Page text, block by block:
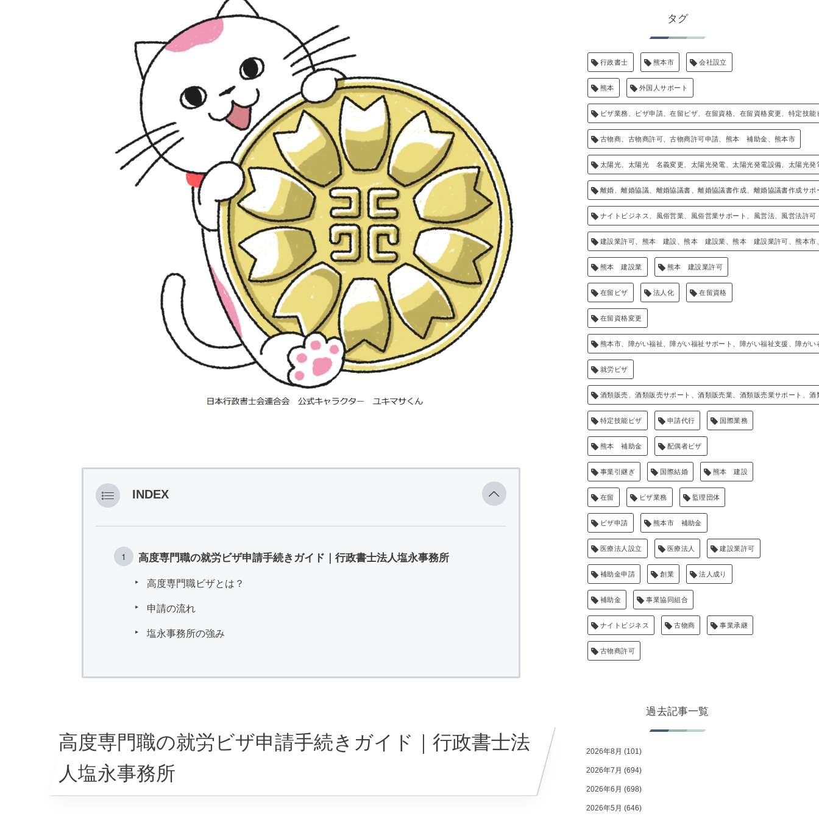
INDEX
高度専門職の就労ビザ申請手続きガイド｜行政書士法人塩永事務所
高度専門職ビザとは？
申請の流れ
塩永事務所の強み
高度専門職の就労ビザ申請手続きガイド｜行政書士法
人塩永事務所
タグ
行政書士 熊本市 会社設立
熊本 外国人サポート
ビザ業務、ビザ申請、在留ビザ、在留資格、在留資格変更、特定技能
古物商、古物商許可、古物商許可申請、熊本 補助金、熊本市
太陽光、太陽光 名義変更、太陽光発電、太陽光発電設備、太陽光
離婚、離婚協議、離婚協議書、離婚協議書作成、離婚協議書作成サポ
ナイトビジネス、風俗営業、風俗営業サポート、風営法、風営法許可
建設業許可、熊本 建設、熊本 建設業、熊本 建設業許可、熊本市
熊本 建設業 熊本 建設業許可
在留ビザ 法人化 在留資格
在留資格変更
熊本市、障がい福祉、障がい福祉サポート、障がい福祉支援、障がい
就労ビザ
酒類販売、酒類販売サポート、酒類販売業、酒類販売業サポート、
特定技能ビザ 申請代行 国際業務
熊本 補助金 配偶者ビザ
事業引継ぎ 国際結婚 熊本 建設
在留 ビザ業務 監理団体
ビザ申請 熊本市 補助金
医療法人設立 医療法人 建設業許可
補助金申請 創業 法人成り
補助金 事業協同組合
ナイトビジネス 古物商 事業承継
古物商許可
過去記事一覧
2026年8月 (101)
2026年7月 (694)
2026年6月 (698)
2026年5月 (646)